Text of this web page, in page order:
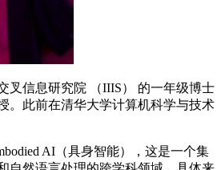
信息研究院 （IIIS） 的一年级博士
。此前在清华大学计算机科学与技术
AI（具身智能），这是一个集